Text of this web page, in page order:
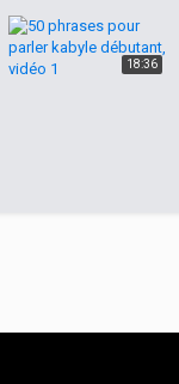
18:36